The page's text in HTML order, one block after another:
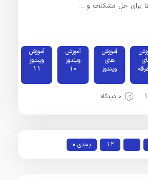
برای حل مشکلات و …
آموزش
های
ویندوز
آموزش
ویندوز
10
آموزش
ویندوز
11
0 دیدگاه
…
12 بعدی »